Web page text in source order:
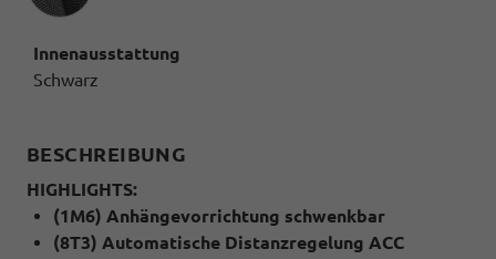
Innenausstattung
Schwarz
BESCHREIBUNG
HIGHLIGHTS:
(1M6) Anhängevorrichtung schwenkbar
(8T3) Automatische Distanzregelung ACC